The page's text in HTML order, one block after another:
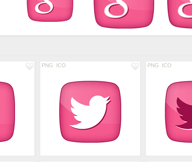
PNG ICO PNG ICO